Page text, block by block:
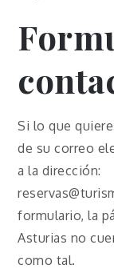
Si lo que
de su correo
a la dirección:
formulario, la
Asturias no
como tal.